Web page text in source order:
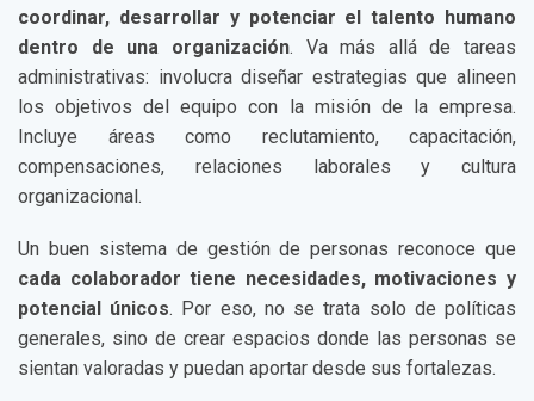
coordinar, desarrollar y potenciar el talento humano
dentro de una organización. Va más allá de tareas
administrativas: involucra diseñar estrategias que alineen
los objetivos del equipo con la misión de la empresa.
Incluye áreas como reclutamiento, capacitación,
compensaciones, relaciones laborales y cultura
organizacional.
Un buen sistema de gestión de personas reconoce que
cada colaborador tiene necesidades, motivaciones y
potencial únicos. Por eso, no se trata solo de políticas
generales, sino de crear espacios donde las personas se
sientan valoradas y puedan aportar desde sus fortalezas.